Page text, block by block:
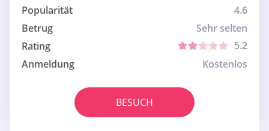
Popularität
4.6
Betrug
Sehr selten
Rating
5.2
Anmeldung
Kostenlos
BESUCH